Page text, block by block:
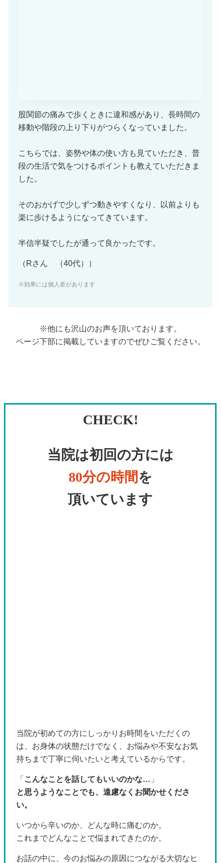
股関節の痛みで歩くときに違和感があり、長時間の
移動や階段の上り下りがつらくなっていました。
こちらでは、姿勢や体の使い方も見ていただき、普
段の生活で気をつけるポイントも教えていただきま
した。
そのおかげで少しずつ動きやすくなり、以前よりも
楽に歩けるようになってきています。
半信半疑でしたが通って良かったです。
（Rさん （40代））
※効果には個人差があります
※他にも沢山のお声を頂いております。
ページ下部に掲載していますのでぜひご覧ください。
CHECK!
当院は初回の方には
80分の時間を
頂いています
当院が初めての方にしっかりお時間をいただくの
は、お身体の状態だけでなく、お悩みや不安なお気
持ちまで丁寧に伺いたいと考えているからです。
「こんなことを話してもいいのかな… 」
と思うようなことでも、遠慮なくお聞かせくださ
い。
いつから辛いのか、どんな時に痛むのか。
これまでどんなことで悩まれてきたのか。
お話の中に、今のお悩みの原因につながる大切なヒ